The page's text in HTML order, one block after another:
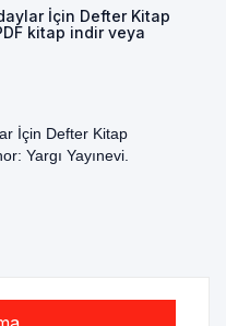
İçin Defter Kitap
kitap indir veya
İçin Defter Kitap
Yargı Yayınevi.